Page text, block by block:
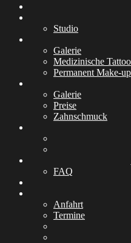
Studio
Galerie
Medizinische
Permanent Make-up
Galerie
Preise
Zahnschmuck
FAQ
Anfahrt
Termine